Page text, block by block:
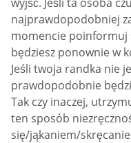
najprawdopodobniej
momencie poinformuj
będziesz ponownie w
Jeśli twoja randka nie
prawdopodobnie
Tak czy inaczej,
ten sposób
się/jąkaniem/